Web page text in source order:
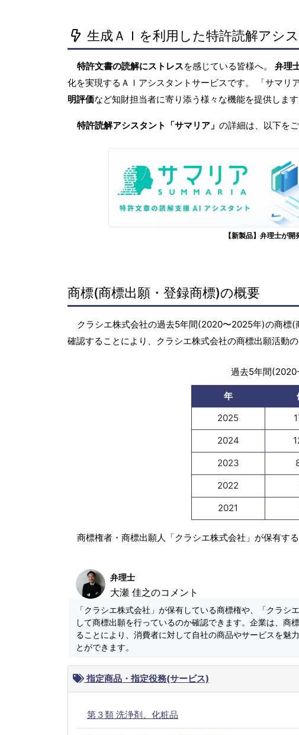
生成ＡＩを利用した特許読解アシ
特許文書の読解にストレスを感じている皆様へ。 弁理
化を実現するＡＩアシスタントサービスです。 「サマリ
明評価など知財担当者に寄り添う様々な機能を提供しま
特許読解アシスタント「サマリア」 の詳細は、以下をご
【新製品】弁理士が
商標(商標出願・登録商標)の概要
クラシエ株式会社の過去5年間(2020〜2025年)の商標
確認することにより、クラシエ株式会社の商標出願活動
過去5年間
年
2025
2024
2023
2022
2021
商標権者・商標出願人「クラシエ株式会社」が保有す
弁理士
大瀬 佳之のコメント
「クラシエ株式会社」が保有している商標権や、「クラ
して商標出願を行っているのか確認できます。企業は、商
ることにより、消費者に対して自社の商品やサービスを魅
とができます。
指定商品・指定役務(サービス)
第３類 洗浄剤、化粧品